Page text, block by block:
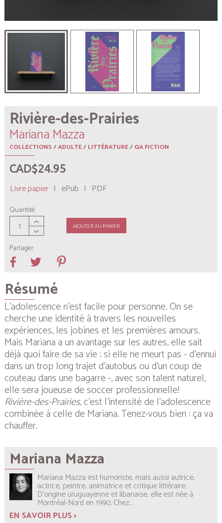
Rivière-des-Prairies
Mariana Mazza
COLLECTIONS/ADULTE/LITTÉRATURE/QA FICTION
CAD$24.95
Livre papier | ePub | PDF
Quantité
AJOUTER AU PANIER
Partager
Résumé
L’adolescence n’est facile pour personne. On se
cherche une identité à travers les nouvelles
expériences, les jobines et les premières amours.
Mais Mariana a un avantage sur les autres, elle sait
déjà quoi faire de sa vie : si elle ne meurt pas - d’ennui
dans un trop long trajet d’autobus ou d’un coup de
couteau dans une bagarre -, avec son talent naturel,
elle sera joueuse de soccer professionnelle!
Rivière-des-Prairies, c’est l’intensité de l’adolescence
combinée à celle de Mariana. Tenez-vous bien : ça va
chauffer.
Mariana Mazza
Mariana Mazza est humoriste, mais aussi autrice,
actrice, peintre, animatrice et critique littéraire.
D’origine uruguayenne et libanaise, elle est née à
Montréal-Nord en 1990. Chez...
EN SAVOIR PLUS >